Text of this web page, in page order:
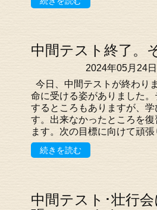
中間テスト終了。
2024年05月24日
今日、中間テストが終わり
命に受ける姿がありました
するところもありますが、
す。出来なかったところを
ます。次の目標に向けて頑
続きを読む
中間テスト･壮行